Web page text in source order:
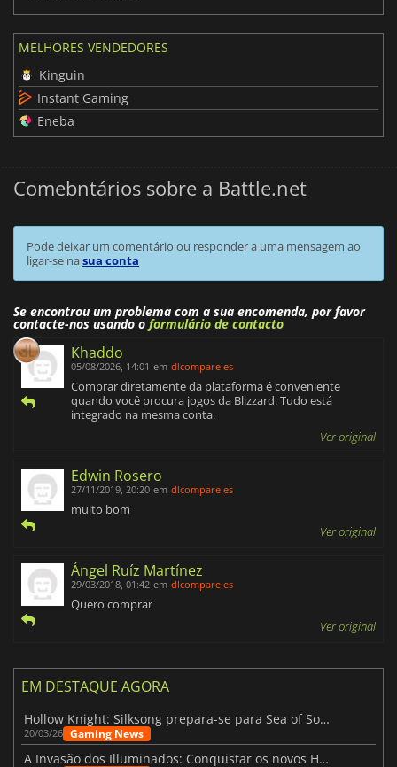
MELHORES VENDEDORES
Kinguin
Instant Gaming
Eneba
Comebntários sobre a Battle.net
Pode deixar um comentário ou responder a uma mensagem ao
ligar-se nasua conta
Se encontrou um problema com a sua encomenda, por favor
contacte-nos usando o formulário de contacto
Khaddo
05/08/2026, 14:01 em dlcompare.es
Comprar diretamente da plataforma é conveniente
quando você procura jogos da Blizzard. Tudo está
integrado na mesma conta.
Ver original
Edwin Rosero
27/11/2019, 20:20 em dlcompare.es
muito bom
Ver original
Ángel Ruíz Martínez
29/03/2018, 01:42 em dlcompare.es
Quero comprar
Ver original
EM DESTAQUE AGORA
Hollow Knight: Silksong prepara-se para Sea of Sorrow com um patch
20/03/26 Gaming News
A Invasão dos Illuminados: Conquistar os novos Helldivers 2 Atualização!